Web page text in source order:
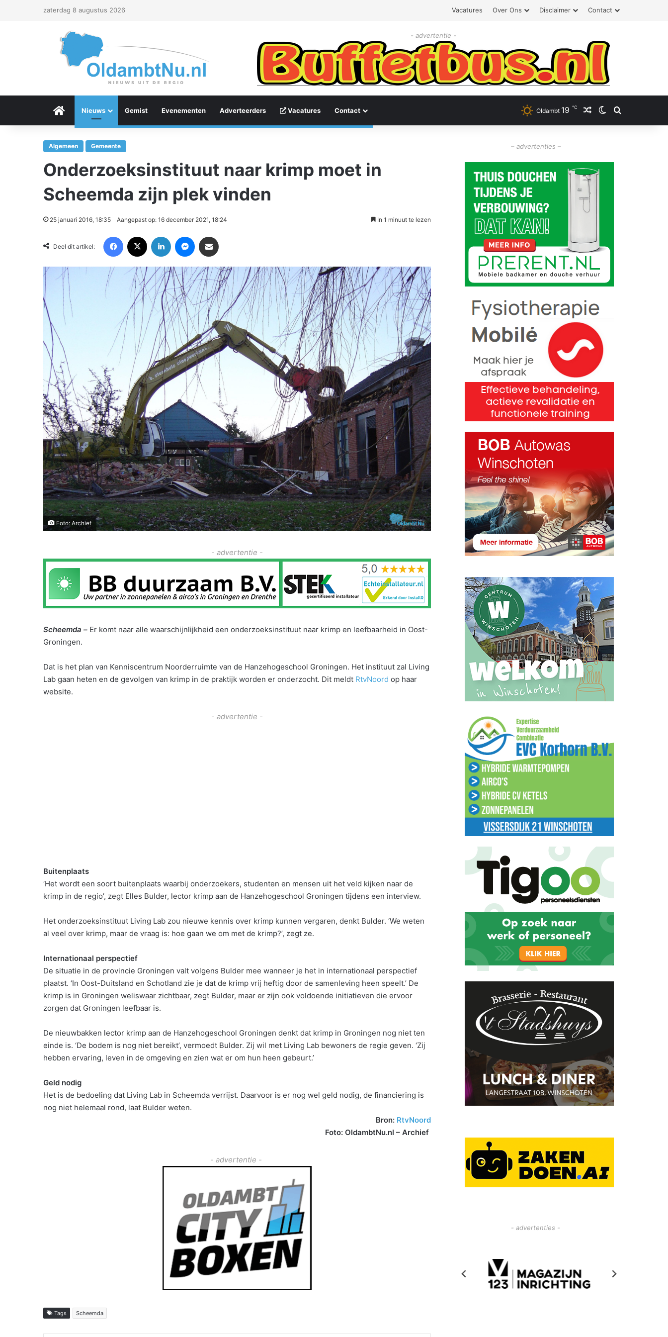
zaterdag 8 augustus 2026 Vacatures Over Ons Disclaimer Contact
- advertentie -
Menu Item
Nieuws Gemist Evenementen Adverteerders Vacatures Contact Oldambt 19 ℃ Willekeurig artikel
Switch skin
Zoeken
Algemeen Gemeente
Onderzoeksinstituut naar krimp moet in
Scheemda zijn plek vinden
25 januari 2016, 18:35 Aangepast op: 16 december 2021, 18:24 In 1 minuut te lezen
Deel dit artikel:
Foto: Archief
- advertentie -
Scheemda – Er komt naar alle waarschijnlijkheid een onderzoeksinstituut naar krimp en leefbaarheid in Oost-
Groningen.
Dat is het plan van Kenniscentrum Noorderruimte van de Hanzehogeschool Groningen. Het instituut zal Living
Lab gaan heten en de gevolgen van krimp in de praktijk worden er onderzocht. Dit meldt RtvNoord op haar
website.
- advertentie -
Buitenplaats
‘Het wordt een soort buitenplaats waarbij onderzoekers, studenten en mensen uit het veld kijken naar de
krimp in de regio’, zegt Elles Bulder, lector krimp aan de Hanzehogeschool Groningen tijdens een interview.
Het onderzoeksinstituut Living Lab zou nieuwe kennis over krimp kunnen vergaren, denkt Bulder. ‘We weten
al veel over krimp, maar de vraag is: hoe gaan we om met de krimp?’, zegt ze.
Internationaal perspectief
De situatie in de provincie Groningen valt volgens Bulder mee wanneer je het in internationaal perspectief
plaatst. ‘In Oost-Duitsland en Schotland zie je dat de krimp vrij heftig door de samenleving heen speelt.’ De
krimp is in Groningen weliswaar zichtbaar, zegt Bulder, maar er zijn ook voldoende initiatieven die ervoor
zorgen dat Groningen leefbaar is.
De nieuwbakken lector krimp aan de Hanzehogeschool Groningen denkt dat krimp in Groningen nog niet ten
einde is. ‘De bodem is nog niet bereikt’, vermoedt Bulder. Zij wil met Living Lab bewoners de regie geven. ‘Zij
hebben ervaring, leven in de omgeving en zien wat er om hun heen gebeurt.’
Geld nodig
Het is de bedoeling dat Living Lab in Scheemda verrijst. Daarvoor is er nog wel geld nodig, de financiering is
nog niet helemaal rond, laat Bulder weten.
Bron: RtvNoord
Foto: OldambtNu.nl – Archief
- advertentie -
Tags Scheemda
– advertenties –
- advertenties -